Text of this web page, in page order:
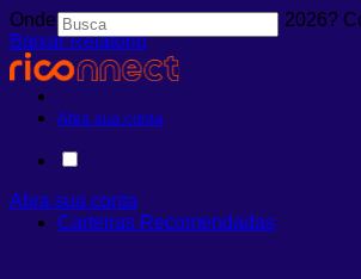
Onde investir no 2º semestre de 2026?
Baixar Relatório
Abra sua conta
Abra sua conta
Carteiras Recomendadas